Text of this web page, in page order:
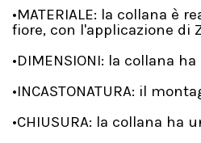
•MATERIALE: la collana
fiore, con l'applicazione di
•DIMENSIONI: la collana
•INCASTONATURA: il
•CHIUSURA: la collana